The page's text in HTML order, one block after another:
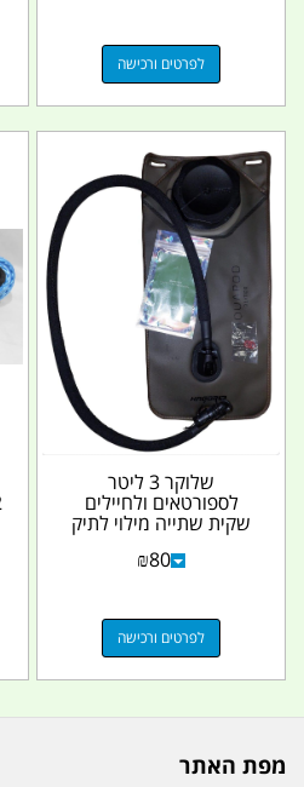
לפרטים ורכישה
שלוקר 3 ליטר
לספורטאים ולחיילים
שקית שתייה מילוי לתיק
מערכת שתיה כולל
צינורית...
₪80
לפרטים ורכישה
מפת האתר